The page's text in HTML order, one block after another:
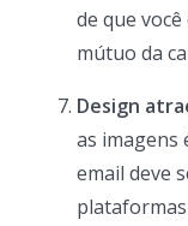
de que
mútuo da
Design
as imagens
email deve